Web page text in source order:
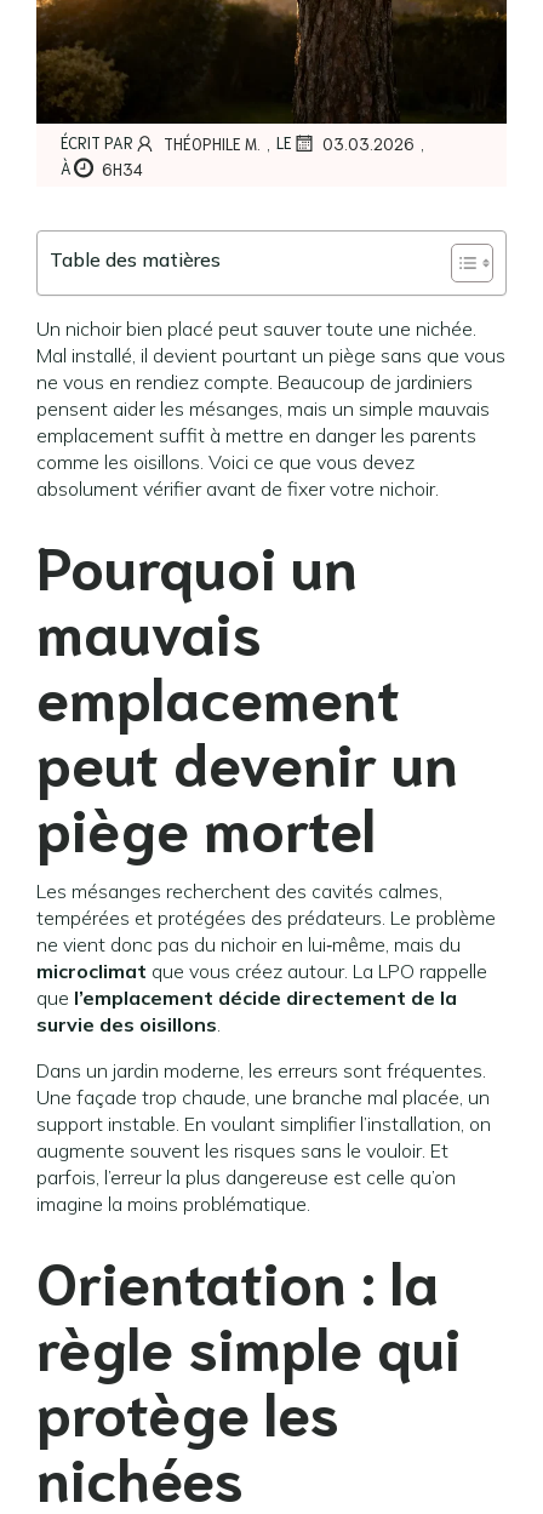
ÉCRIT PAR THÉOPHILE M. , LE 03.03.2026 ,
À 6H34
Table des matières
Un nichoir bien placé peut sauver toute une nichée.
Mal installé, il devient pourtant un piège sans que vous
ne vous en rendiez compte. Beaucoup de jardiniers
pensent aider les mésanges, mais un simple mauvais
emplacement suffit à mettre en danger les parents
comme les oisillons. Voici ce que vous devez
absolument vérifier avant de fixer votre nichoir.
Pourquoi un
mauvais
emplacement
peut devenir un
piège mortel
Les mésanges recherchent des cavités calmes,
tempérées et protégées des prédateurs. Le problème
ne vient donc pas du nichoir en lui‑même, mais du
microclimat que vous créez autour. La LPO rappelle
que l’emplacement décide directement de la
survie des oisillons.
Dans un jardin moderne, les erreurs sont fréquentes.
Une façade trop chaude, une branche mal placée, un
support instable. En voulant simplifier l’installation, on
augmente souvent les risques sans le vouloir. Et
parfois, l’erreur la plus dangereuse est celle qu’on
imagine la moins problématique.
Orientation : la
règle simple qui
protège les
nichées